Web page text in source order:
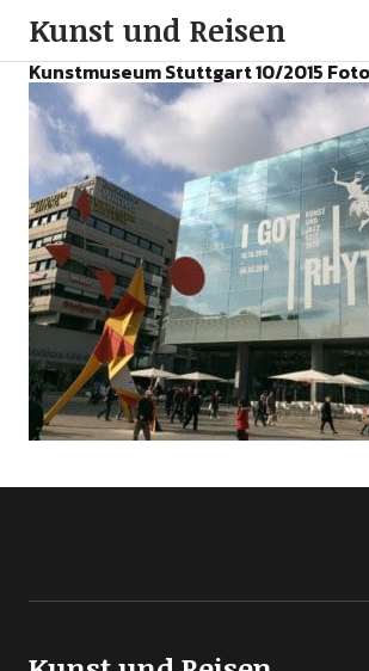
Kunst und Reisen
Kunstmuseum Stuttgart 10/2015